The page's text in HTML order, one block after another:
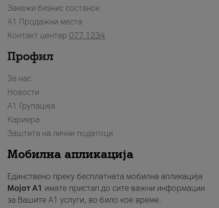
Закажи бизнис состанок
A1 Продажни места
Контакт центар 077 1234
Профил
За нас
Новости
А1 Групација
Кариера
Заштита на лични податоци
Мобилна апликација
Единствено преку бесплатната мобилна апликација
Мојот A1 имате пристап до сите важни информации
за Вашите A1 услуги, во било кое време.